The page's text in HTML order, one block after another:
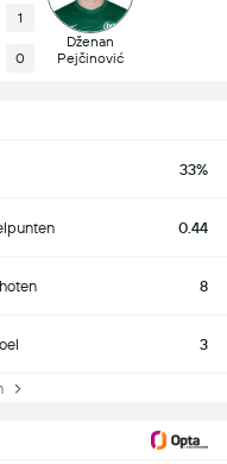
1
0
Dženan
Pejčinović
33%
0.44
8
3